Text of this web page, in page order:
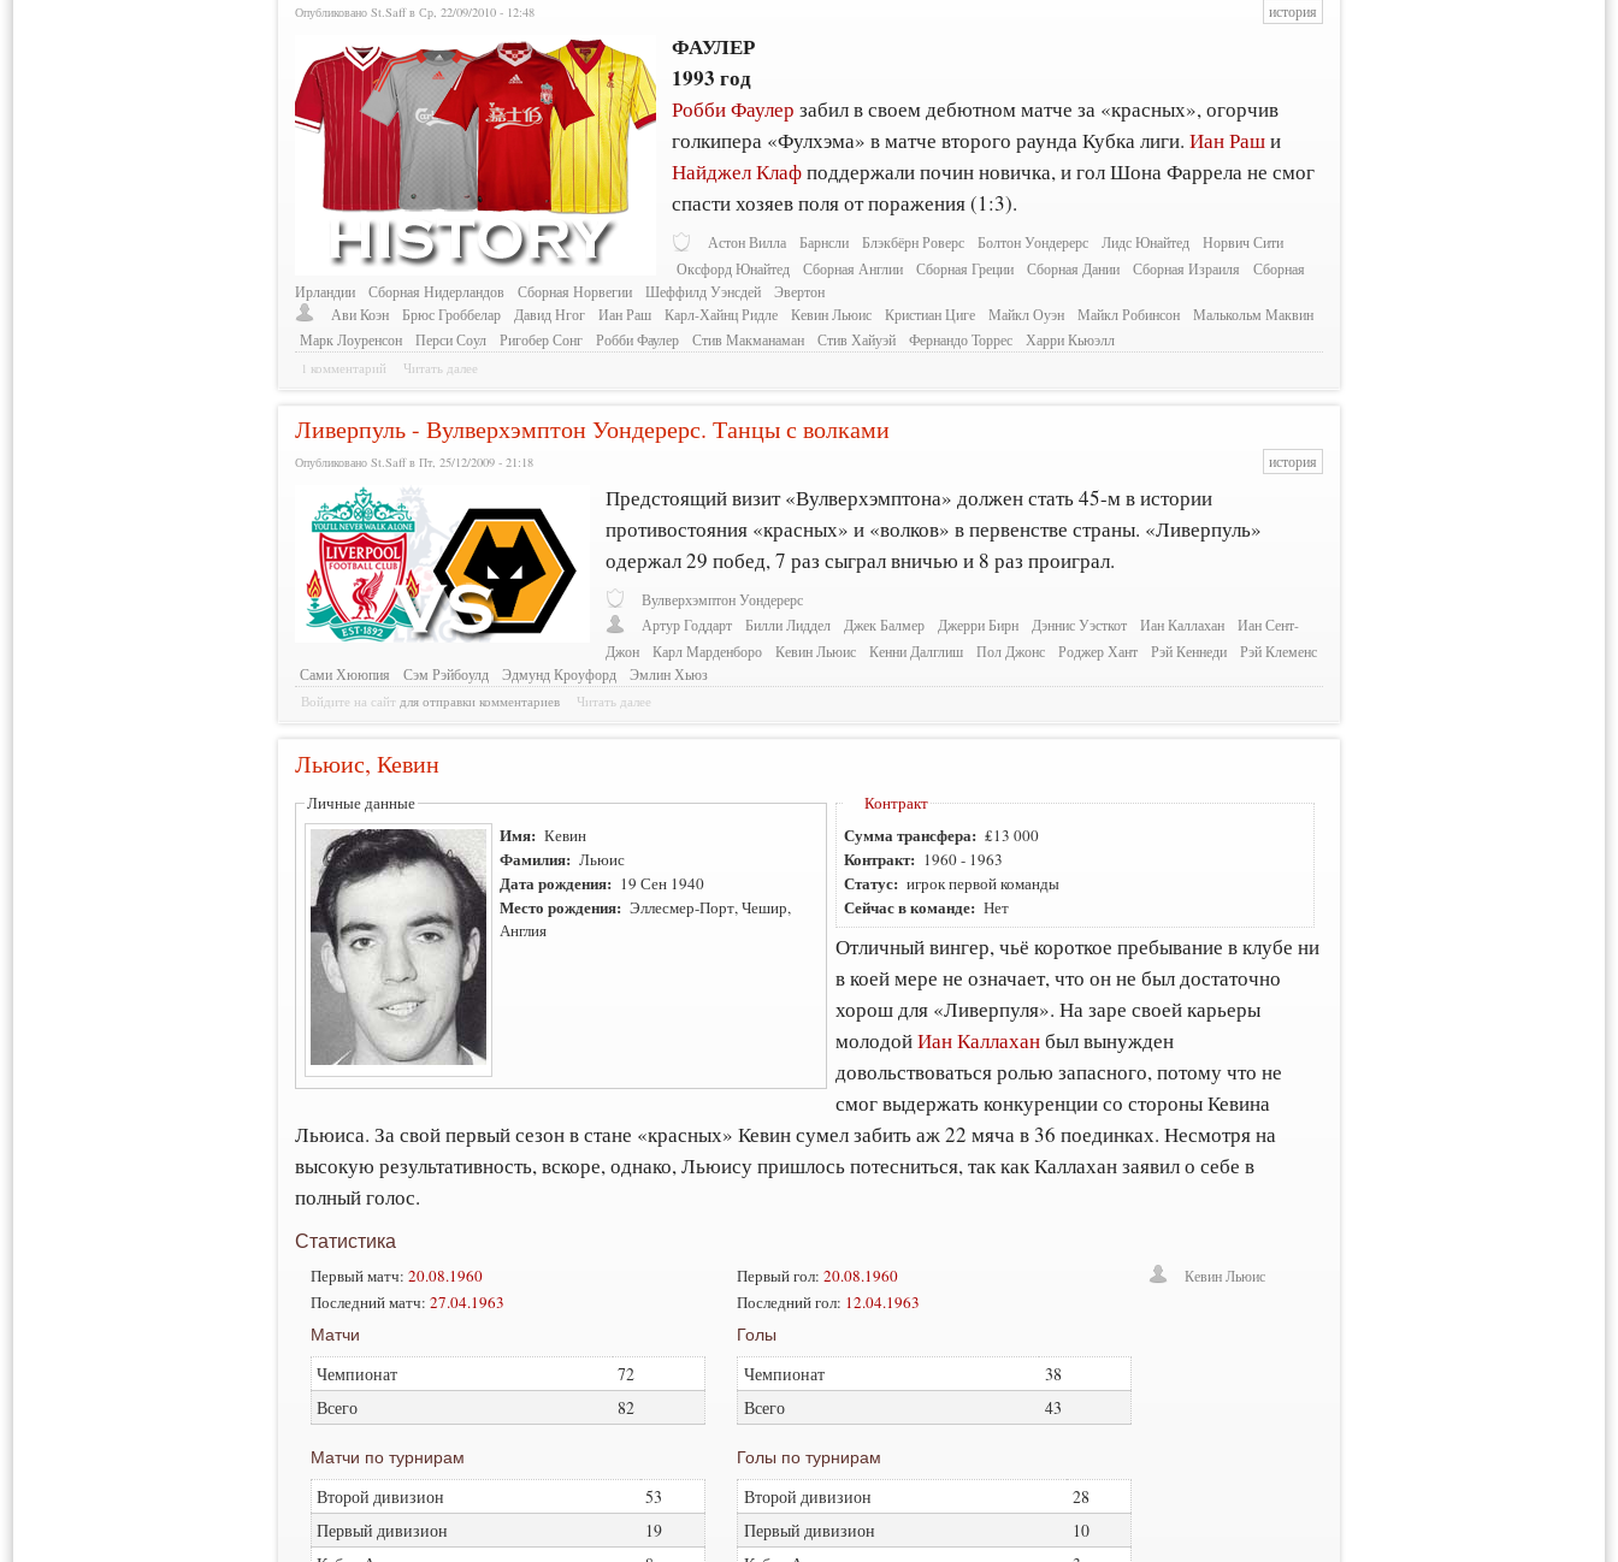
Опубликовано St.Saff в Ср, 22/09/2010 - 12:48 история
ФАУЛЕР
1993 год
Робби Фаулер забил в своем дебютном матче за «красных», огорчив
голкипера «Фулхэма» в матче второго раунда Кубка лиги.Иан Раши
Найджел Клафподдержали почин новичка, и гол Шона Фаррела не смог
спасти хозяев поля от поражения (1:3).
Астон Вилла Барнсли Блэкбёрн Роверс Болтон Уондерерс Лидс Юнайтед
Норвич Сити
Оксфорд Юнайтед
Сборная Англии Сборная Греции Сборная Дании Сборная Израиля
Сборная
Ирландии
Сборная Нидерландов Сборная Норвегии Шеффилд Уэнсдей
Эвертон
Ави Коэн
Брюс Гроббелар Давид Нгог Иан Раш Карл-Хайнц Ридле Кевин Льюис Кристиан Циге Майкл Оуэн Майкл Робинсон
Малькольм Маквин
Марк Лоуренсон
Перси Соул Ригобер Сонг Робби Фаулер Стив Макманаман Стив Хайуэй Фернандо Торрес Харри Кьюэлл
1 комментарий Читать далее
Ливерпуль - Вулверхэмптон Уондерерс. Танцы с волками
Опубликовано St.Saff в Пт, 25/12/2009 - 21:18 история
Предстоящий визит «Вулверхэмптона» должен стать 45-м в истории
противостояния «красных» и «волков» в первенстве страны. «Ливерпуль»
одержал 29 побед, 7 раз сыграл вничью и 8 раз проиграл.
Вулверхэмптон Уондерерс
Артур Годдарт
Билли Лиддел Джек Балмер Джерри Бирн Дэннис Уэсткот Иан Каллахан
Иан Сент-
Джон
Карл Марденборо Кевин Льюис Кенни Далглиш Пол Джонс Роджер Хант Рэй Кеннеди
Рэй Клеменс
Сами Хююпия
Сэм Рэйбоулд Эдмунд Кроуфорд Эмлин Хьюз
Войдите на сайт для отправки комментариев Читать далее
Льюис, Кевин
Личные данные
Имя: Кевин
Фамилия: Льюис
Дата рождения: 19 Сен 1940
Место рождения: Эллесмер-Порт, Чешир,
Англия
Контракт
Сумма трансфера: ₤13 000
Контракт: 1960- 1963
Статус: игрок первой команды
Сейчас в команде: Нет
Отличный вингер, чьё короткое пребывание в клубе ни
в коей мере не означает, что он не был достаточно
хорош для «Ливерпуля». На заре своей карьеры
молодойИан Каллаханбыл вынужден
довольствоваться ролью запасного, потому что не
смог выдержать конкуренции со стороны Кевина
Льюиса. За свой первый сезон в стане «красных» Кевин сумел забить аж 22 мяча в 36 поединках. Несмотря на
высокую результативность, вскоре, однако, Льюису пришлось потесниться, так как Каллахан заявил о себе в
полный голос.
Статистика
Первый матч: 20.08.1960
Последний матч: 27.04.1963
Матчи
Чемпионат
72
Всего
82
Матчи по турнирам
Второй дивизион
53
Первый дивизион
19
Первый гол: 20.08.1960
Последний гол: 12.04.1963
Голы
Чемпионат
38
Всего
43
Голы по турнирам
Второй дивизион
28
Первый дивизион
10
Кевин Льюис